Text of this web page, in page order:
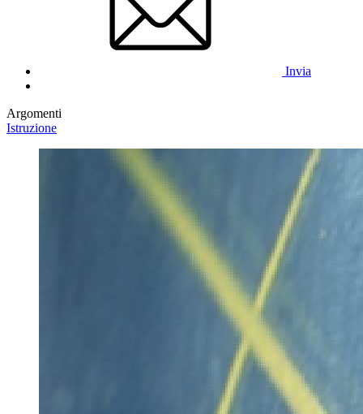
Invia
Argomenti
Istruzione